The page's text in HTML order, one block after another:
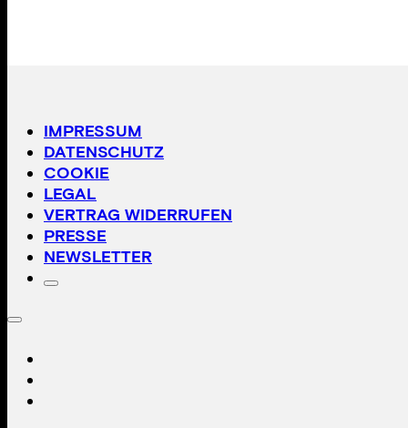
IMPRESSUM
DATENSCHUTZ
COOKIE
LEGAL
VERTRAG WIDERRUFEN
PRESSE
NEWSLETTER